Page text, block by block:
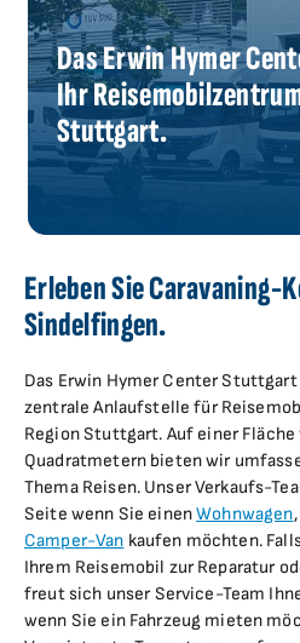
Das Erwin Hymer
Ihr
Stuttgart.
Erleben Sie Caravaning-
Sindelfingen.
Das Erwin Hymer Center
zentrale Anlaufstelle für
Region Stuttgart. Auf einer Fläche
Quadratmetern bieten wir
Thema Reisen. Unser Verkaufs-
Seite wenn Sie einenWohnwagen
Camper-Van kaufen möchten.
Ihrem Reisemobil zur Reparatur
freut sich unser Service-Team
wenn Sie ein Fahrzeug mieten